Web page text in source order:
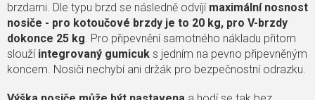
brzdami. Dle typu brzd se následně odvíjí maximální nosnost
nosiče - pro kotoučové brzdy je to 20 kg, pro V-brzdy
dokonce 25 kg. Pro připevnění samotného nákladu přitom
sloužíintegrovaný gumicuk s jedním na pevno připevněným
koncem. Nosiči nechybí ani držák pro bezpečnostní odrazku.